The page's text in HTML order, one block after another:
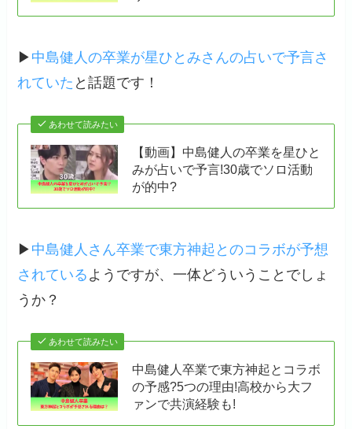
▶ 中島健人の卒業が星ひとみさんの占いで予言さ
れていた と話題です！
あわせて読みたい
【動画】中島健人の卒業を星ひと
みが占いで予言!30歳でソロ活動
が的中?
▶ 中島健人さん卒業で東方神起とのコラボが予想
されている ようですが、一体どういうことでしょ
うか？
あわせて読みたい
中島健人卒業で東方神起とコラボ
の予感?5つの理由!高校から大フ
ァンで共演経験も!